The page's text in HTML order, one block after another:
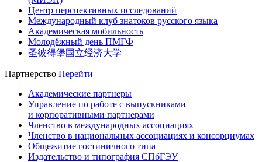
Центр перспективных исследований
Международный клуб знатоков русского языка
Академическая мобильность
Молодёжный день ПМГФ
圣彼得堡国立经济大学
Партнерство Перейти
Академические партнеры
Управление по работе с выпускниками
и корпоративными партнерами
Членство в международных ассоциациях
Членство в национальных ассоциациях и консорциумах
Общежитие гостиничного типа
Издательство и типография СПбГЭУ